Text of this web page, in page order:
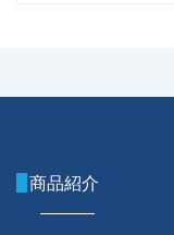
商品紹介